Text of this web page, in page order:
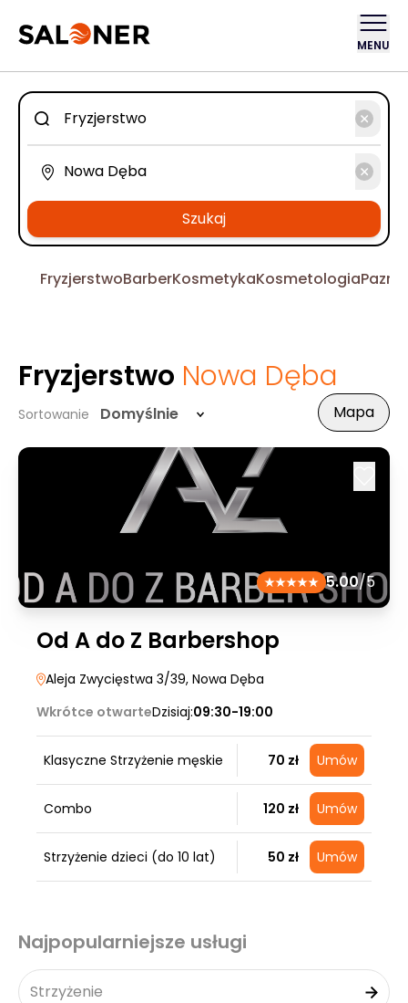
MENU
Szukaj
FryzjerstwoBarberKosmetykaKosmetologia
Fryzjerstwo Nowa Dęba
Sortowanie Domyślnie Mapa
5.00/5
Od A do Z Barbershop
Aleja Zwycięstwa 3/39, Nowa Dęba
Wkrótce otwarteDzisiaj:09:30-19:00
Klasyczne Strzyżenie męskie 70 zł Umów
Combo 120 zł Umów
Strzyżenie dzieci (do 10 lat) 50 zł Umów
Najpopularniejsze usługi
Strzyżenie